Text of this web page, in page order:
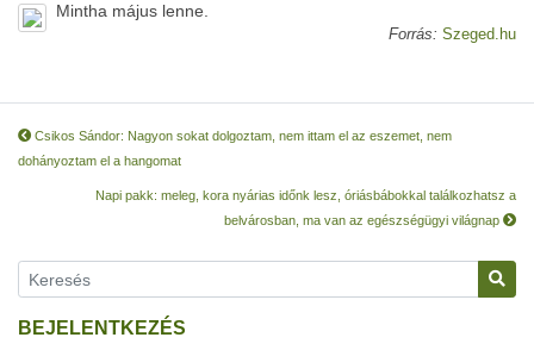
Mintha május lenne.
Forrás: Szeged.hu
Csikos Sándor: Nagyon sokat dolgoztam, nem ittam el az eszemet, nem
dohányoztam el a hangomat
Napi pakk: meleg, kora nyárias időnk lesz, óriásbábokkal találkozhatsz a
belvárosban, ma van az egészségügyi világnap
BEJELENTKEZÉS